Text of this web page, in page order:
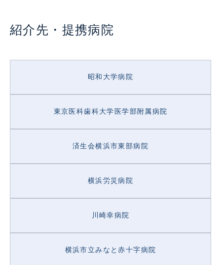
紹介先・提携病院
昭和大学病院
東京医科歯科大学医学部附属病院
済生会横浜市東部病院
横浜労災病院
川崎幸病院
横浜市立みなと赤十字病院